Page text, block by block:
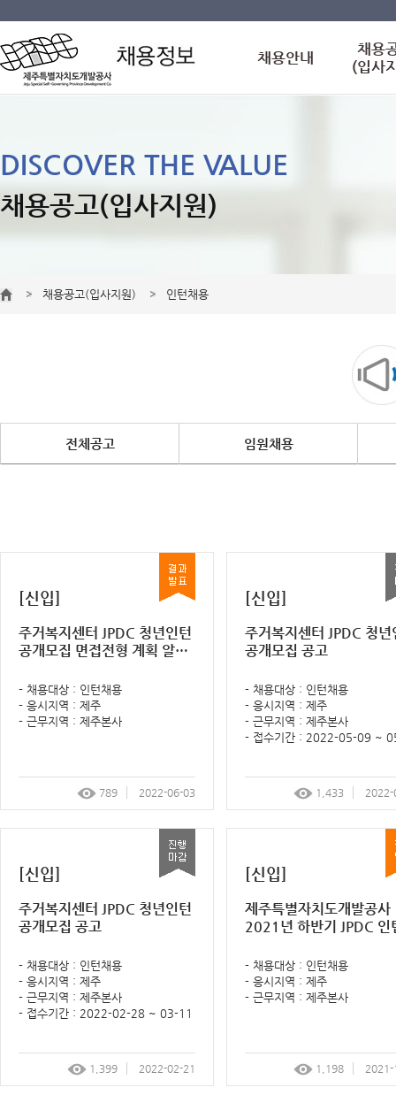
채용안내
채용
(입사
DISCOVER THE VALUE
채용공고(입사지원)
채용공고(입사지원) 인턴채용
전체공고 임원채용
[신입]
주거복지센터 JPDC 청년인턴
공개모집 면접전형 계획 알림
- 채용대상 : 인턴채용
- 응시지역 : 제주
- 근무지역 : 제주본사
789 2022-06-03
[신입]
주거복지센터 JPDC 청년
공개모집 공고
- 채용대상 : 인턴채용
- 응시지역 : 제주
- 근무지역 : 제주본사
- 접수기간 : 2022-05-09 ~
1,433
[신입]
주거복지센터 JPDC 청년인턴
공개모집 공고
- 채용대상 : 인턴채용
- 응시지역 : 제주
- 근무지역 : 제주본사
- 접수기간 : 2022-02-28 ~ 03-11
1,399 2022-02-21
[신입]
제주특별자치도개발공사
2021년 하반기​ JPDC 인
고
- 채용대상 : 인턴채용
- 응시지역 : 제주
- 근무지역 : 제주본사
1,198